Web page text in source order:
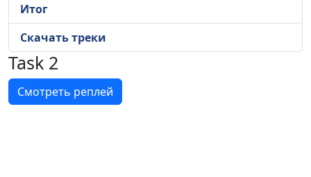
Итог
Скачать треки
Task 2
Смотреть реплей